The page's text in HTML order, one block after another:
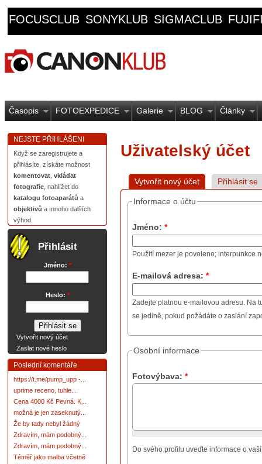
FOCUSCLUB SONYKLUB SIGMACLUB
Časopis FOTOEXPEDICE Galerie BLOG Články
NEJSTE PŘIHLÁŠENI
Když se zaregistrujete a
přihlásíte, získáte možnost
komentovat vkládat
fotografie , nahlížet do
katalogu fotoaparátů a
objektivů a mnoho dalších
výhod.
Přihlásit
Jméno: *
Heslo: *
Vytvořit nový účet
Zaslat nové heslo
Poslední komentáře
https://t.me/pump_upp -...
uprime receno, tuhle...
Cena 4000 Kč Pevná. K...
možná je jen zaseknutý...
Že by tady nebyl žádný
Zdravím, mám podobný...
Zdravím, mám podobný...
Téměř jako malba včetně
Uživatelský účet
Vytvořit nový účet Přihlásit se
Informace o účtu
Jméno: *
Použití mezer je povoleno; interpunkce
E-mailová adresa: *
Zadejte platnou e-mailovou adresu. Na
se jedině, pokud požádáte o zaslání
Osobní informace
Fotovýbava: *
Do svého profilu uveďte informace o